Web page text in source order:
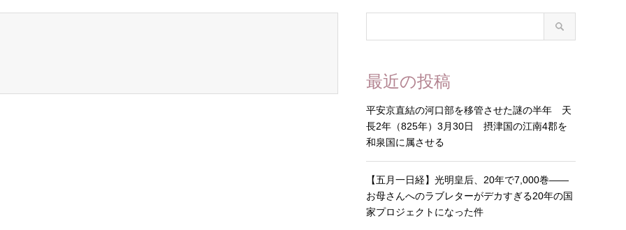
最近の投稿
平安京直結の河口部を移管させた謎の半年 天
長2年（825年）3月30日 摂津国の江南4郡を
和泉国に属させる
【五月一日経】光明皇后、20年で7,000巻——
お母さんへのラブレターがデカすぎる20年の国
家プロジェクトになった件